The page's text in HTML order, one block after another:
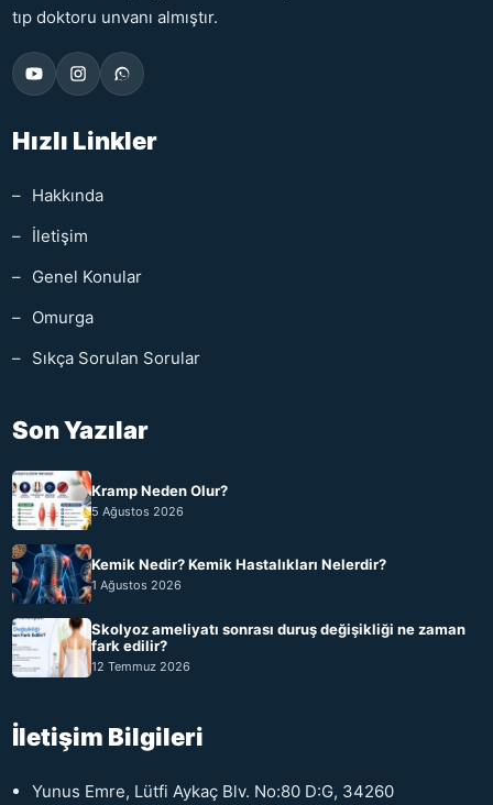
tıp doktoru unvanı almıştır.
Hızlı Linkler
Hakkında
İletişim
Genel Konular
Omurga
Sıkça Sorulan Sorular
Son Yazılar
Kramp Neden Olur?
5 Ağustos 2026
Kemik Nedir? Kemik Hastalıkları Nelerdir?
1 Ağustos 2026
Skolyoz ameliyatı sonrası duruş değişikliği ne zaman
fark edilir?
12 Temmuz 2026
İletişim Bilgileri
Yunus Emre, Lütfi Aykaç Blv. No:80 D:G, 34260